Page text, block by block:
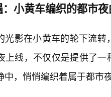
小黄车编织的都市
光影在小黄车的轮下流
上线，不仅仅是提供了
中，悄悄编织着属于都市